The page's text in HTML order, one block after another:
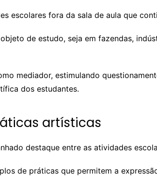
escolares fora da sala de aula que
de estudo, seja em fazendas,
mediador, estimulando
dos estudantes.
artísticas
destaque entre as atividades
de práticas que permitem a